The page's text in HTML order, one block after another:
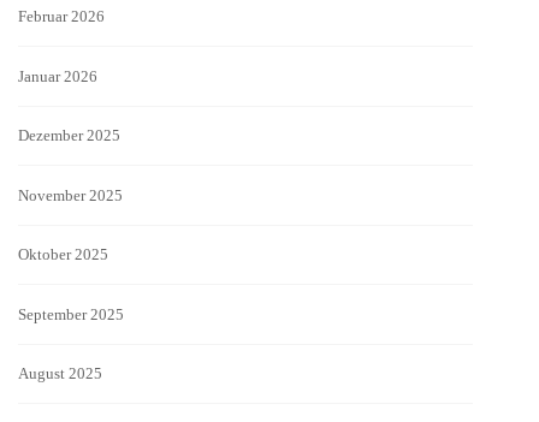
Februar 2026
Januar 2026
Dezember 2025
November 2025
Oktober 2025
September 2025
August 2025